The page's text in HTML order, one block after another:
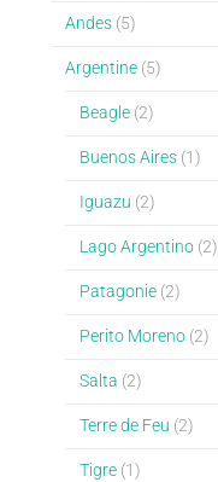
Andes(5)
Argentine(5)
Beagle(2)
Buenos Aires(1)
Iguazu (2)
Lago Argentino(2)
Patagonie(2)
Perito Moreno(2)
Salta (2)
Terre de Feu (2)
Tigre(1)